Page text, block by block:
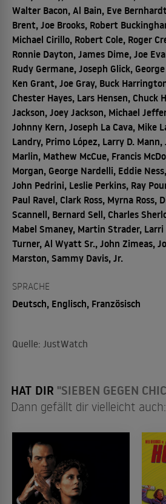
Walter Bacon, Al Bain, Eve
Brent, Joe Brooks, Robert
Michael Cirillo, Robert Cole, Roger
Ronnie Dayton, James Dime, Joe
Rudy Germane, Joseph Glick,
Ken Grant, Joe Gray, Buck
Chester Hayes, Lars Hensen, Chuck
Jackson, Joey Jackson, Michael
Johnny Kern, Joseph La Cava, Mike
Landry, Primo López, Larry D.
Marlin, Mathew McCue, Francis
Morgan, George Nardelli, Eddie
John Pedrini, Leslie Perkins, Ray
Paul Ravel, Clark Ross, Myrna Ross,
Scannell, Bernard Sell, Charles
Mabel Smaney, Martin Strader,
Turner, Al Wyatt Sr., John Zimeas,
Marston, Sammy Davis, Jr.
SPRACHE
Deutsch, Englisch, Französisch
Quelle: JustWatch
HAT DIR "SIEBEN GEGEN
Dann gefällt dir vielleicht auch: